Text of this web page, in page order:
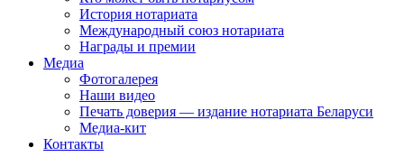
История нотариата
Международный союз нотариата
Награды и премии
Медиа
Фотогалерея
Наши видео
Печать доверия — издание нотариата Беларуси
Медиа-кит
Контакты